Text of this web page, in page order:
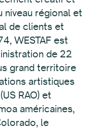
niveau régional et
de clients et
WESTAF est
de 22
grand territoire
artistiques
RAO) et
américaines,
le